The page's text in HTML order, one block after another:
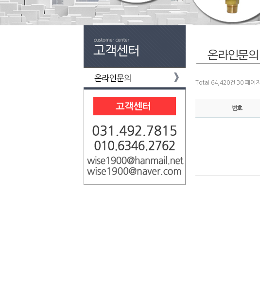
Total 64,420건 30 페이지
번호